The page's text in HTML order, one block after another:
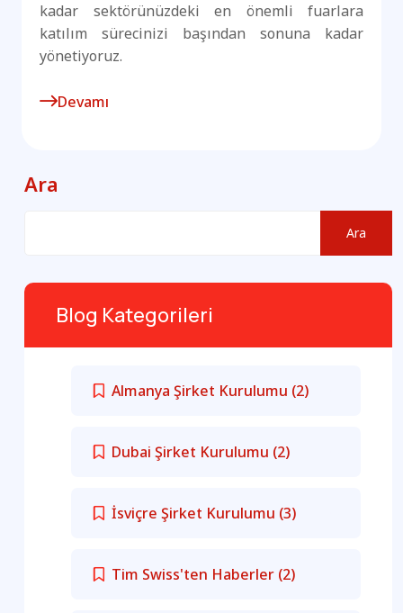
kadar sektörünüzdeki en önemli fuarlara
katılım sürecinizi başından sonuna kadar
yönetiyoruz.
Devamı
Ara
Ara
Blog Kategorileri
Almanya Şirket Kurulumu (2)
Dubai Şirket Kurulumu (2)
İsviçre Şirket Kurulumu (3)
Tim Swiss'ten Haberler (2)